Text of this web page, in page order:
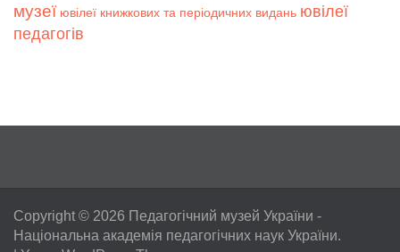
музеї ювілеї книжкових та періодичних видань ювілеї
педагогів
Copyright © 2026 Педагогічний музей України -
Національна академія педагогічних наук України.